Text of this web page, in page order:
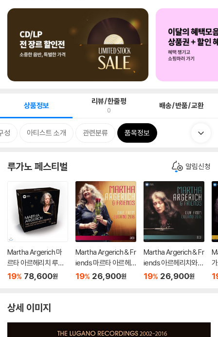
상품정보 리뷰/한줄평
0 배송/반품/교환
성 아티스트 소개 관련분류 품목정보
루가노 페스티벌 알림신청
Martha Argerich 마
르타 아르헤리치 루가
노 녹음 전집 (The Lu
ormances)
19% 78,600원
Martha Argerich & Fr
iends 마르타 아르헤
리치와 친구들 - 루가
19% 26,900원
Martha Argerich & Fr
iends 아르헤리치와
친구들 - 루가노 페스
19% 26,900원
상세 이미지